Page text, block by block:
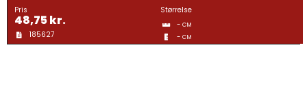
Pris
48,75kr.
185627
Størrelse
- CM
- CM